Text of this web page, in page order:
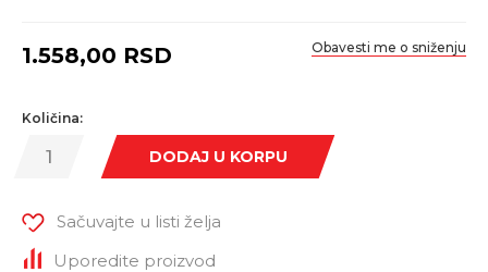
1.558,00 RSD Obavesti me o sniženju
Količina:
DODAJ U KORPU
Sačuvajte u listi želja
Uporedite proizvod